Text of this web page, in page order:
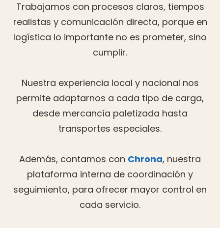
Trabajamos con procesos claros, tiempos
realistas y comunicación directa, porque en
logística lo importante no es prometer, sino
cumplir.
Nuestra experiencia local y nacional nos
permite adaptarnos a cada tipo de carga,
desde mercancía paletizada hasta
transportes especiales.
Además, contamos con Chrona, nuestra
plataforma interna de coordinación y
seguimiento, para ofrecer mayor control en
cada servicio.